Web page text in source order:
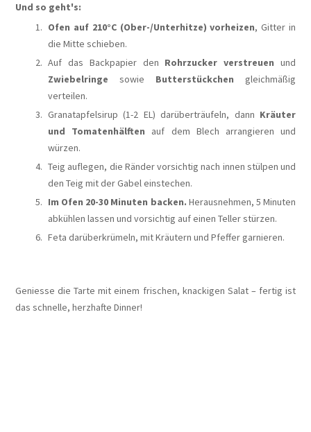
Und so geht's:
Ofen auf 210°C (Ober-/Unterhitze) vorheizen, Gitter in
die Mitte schieben.
Auf das Backpapier den Rohrzucker verstreuen und
Zwiebelringe sowie Butterstückchen gleichmäßig
verteilen.
Granatapfelsirup (1-2 EL) darüberträufeln, dann Kräuter
und Tomatenhälften auf dem Blech arrangieren und
würzen.
Teig auflegen, die Ränder vorsichtig nach innen stülpen und
den Teig mit der Gabel einstechen.
Im Ofen 20-30 Minuten backen. Herausnehmen, 5 Minuten
abkühlen lassen und vorsichtig auf einen Teller stürzen.
Feta darüberkrümeln, mit Kräutern und Pfeffer garnieren.
Geniesse die Tarte mit einem frischen, knackigen Salat – fertig ist
das schnelle, herzhafte Dinner!